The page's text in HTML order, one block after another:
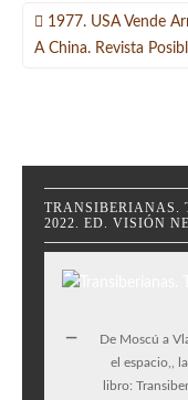
Navegación
de
1977. USA Vende
A China. Revista
TRANSIBERIANAS.
2022. ED. VISIÓN
De Moscú a
el espacio,,
libro: